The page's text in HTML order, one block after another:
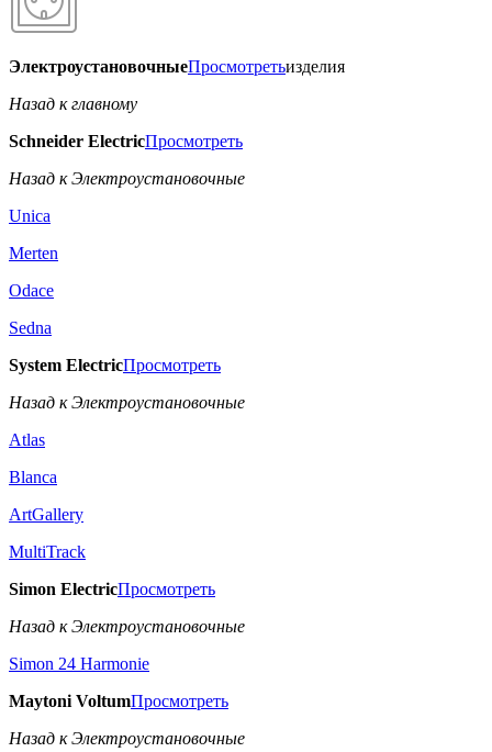
ЭлектроустановочныеПросмотретьизделия
Назад к главному
Schneider ElectricПросмотреть
Назад к Электроустановочные
Unica
Merten
Odace
Sedna
System ElectricПросмотреть
Назад к Электроустановочные
Atlas
Blanca
ArtGallery
MultiTrack
Simon ElectricПросмотреть
Назад к Электроустановочные
Simon 24 Harmonie
Maytoni VoltumПросмотреть
Назад к Электроустановочные